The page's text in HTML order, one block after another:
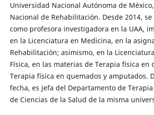
Universidad Nacional Autónoma de
Nacional de Rehabilitación. Desde 2014,
como profesora investigadora en la UAA,
en la Licenciatura en Medicina, en la
Rehabilitación; asimismo, en la
Física, en las materias de Terapia física en
Terapia física en quemados y amputados.
fecha, es jefa del Departamento de
de Ciencias de la Salud de la misma